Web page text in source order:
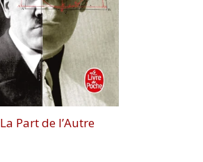
La Part de l’Autre